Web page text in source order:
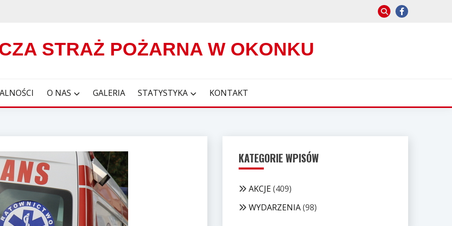
STRAŻ POŻARNA W OKONKU
O NAS GALERIA STATYSTYKA KONTAKT
KATEGORIE WPISÓW
AKCJE(409)
WYDARZENIA(98)